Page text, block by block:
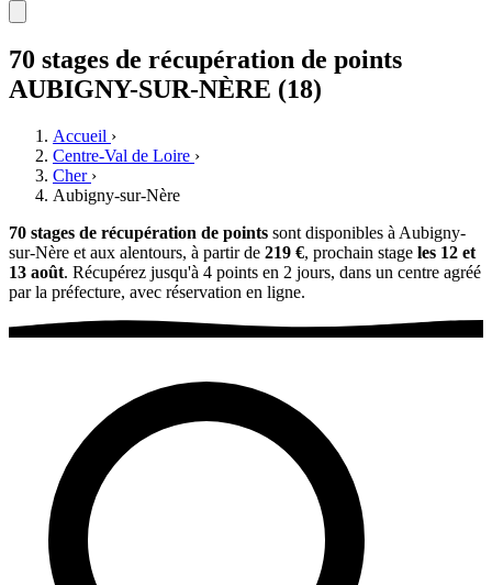
70 stages de récupération de points
AUBIGNY-SUR-NÈRE (18)
Accueil ›
Centre-Val de Loire ›
Cher ›
Aubigny-sur-Nère
70 stages de récupération de points sont disponibles à Aubigny-
sur-Nère et aux alentours, à partir de 219 €, prochain stage les 12 et
13 août. Récupérez jusqu'à 4 points en 2 jours, dans un centre agréé
par la préfecture, avec réservation en ligne.